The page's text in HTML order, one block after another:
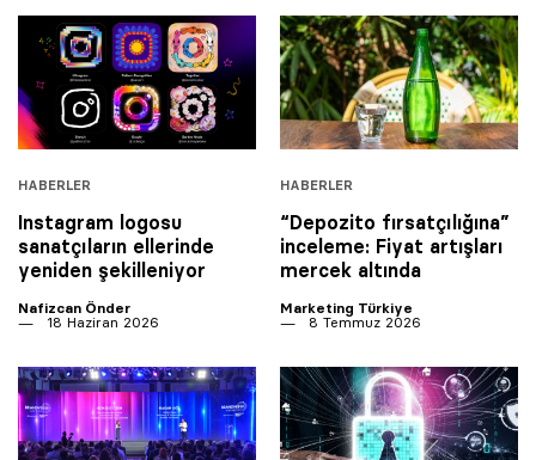
HABERLER
Instagram logosu
sanatçıların ellerinde
yeniden şekilleniyor
Nafizcan Önder
18 Haziran 2026
HABERLER
“Depozito fırsatçılığına”
inceleme: Fiyat artışları
mercek altında
Marketing Türkiye
8 Temmuz 2026